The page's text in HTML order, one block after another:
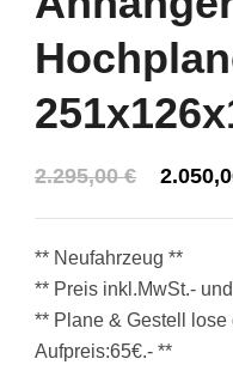
2.295,00€
war:
** Neufahrzeug **
** Preis inkl.MwSt.-
** Plane & Gestell
Aufpreis:65€.- **